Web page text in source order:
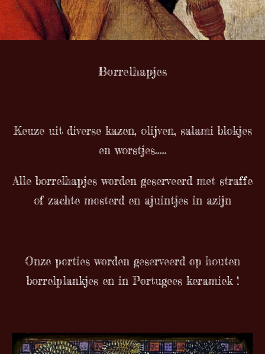
Borrelhapjes
Keuze uit diverse kazen, olijven, salami blokjes
en worstjes.....
Alle borrelhapjes worden geserveerd met straffe
of zachte mosterd en ajuintjes in azijn
Onze porties worden geserveerd op houten
borrelplankjes en in Portugees keramiek !